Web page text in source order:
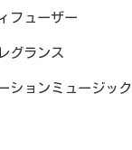
フューザー
グランス
ションミュージック